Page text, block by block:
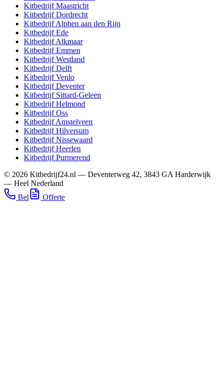
KitbedrijfMaastricht
KitbedrijfDordrecht
KitbedrijfAlphen aan den Rijn
KitbedrijfEde
KitbedrijfAlkmaar
KitbedrijfEmmen
KitbedrijfWestland
KitbedrijfDelft
KitbedrijfVenlo
KitbedrijfDeventer
Kitbedrijf Sittard-Geleen
KitbedrijfHelmond
KitbedrijfOss
KitbedrijfAmstelveen
KitbedrijfHilversum
KitbedrijfNissewaard
KitbedrijfHeerlen
KitbedrijfPurmerend
© 2026 Kitbedrijf24.nl — Deventerweg 42, 3843 GA Harderwijk
— Heel Nederland
Bel
Offerte